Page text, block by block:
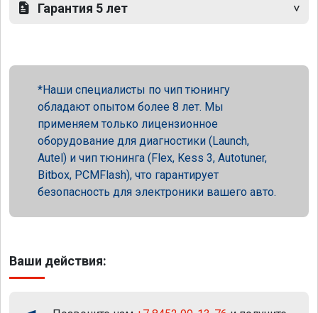
Гарантия 5 лет
Наши специалисты по чип тюнингу
обладают опытом более 8 лет. Мы
применяем только лицензионное
оборудование для диагностики (Launch,
Autel) и чип тюнинга (Flex, Kess 3, Autotuner,
Bitbox, PCMFlash), что гарантирует
безопасность для электроники вашего авто.
Ваши действия: